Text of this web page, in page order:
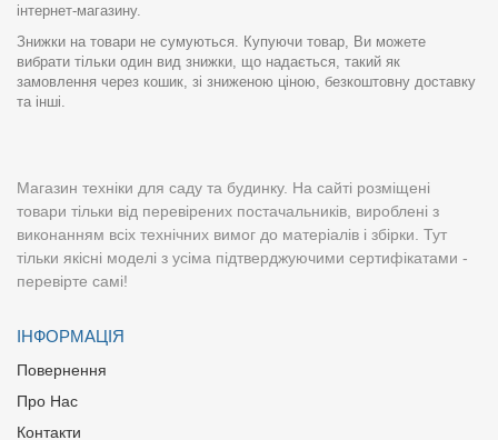
інтернет-магазину.
Знижки на товари не сумуються. Купуючи товар, Ви можете
вибрати тільки один вид знижки, що надається, такий як
замовлення через кошик, зі зниженою ціною, безкоштовну доставку
та інші.
Магазин техніки для саду та будинку. На сайті розміщені
товари тільки від перевірених постачальників, вироблені з
виконанням всіх технічних вимог до матеріалів і збірки. Тут
тільки якісні моделі з усіма підтверджуючими сертифікатами -
перевірте самі!
ІНФОРМАЦІЯ
Повернення
Про Нас
Контакти